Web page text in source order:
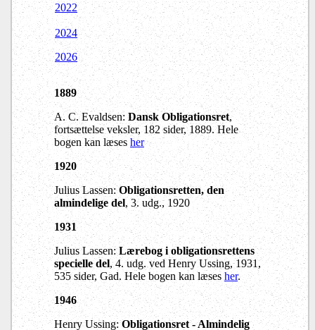
2022
2024
2026
1889
A. C. Evaldsen:Dansk Obligationsret,
fortsættelse veksler, 182 sider, 1889. Hele
bogen kan læsesher
1920
Julius Lassen:Obligationsretten, den
almindelige del, 3. udg., 1920
1931
Julius Lassen:Lærebog i obligationsrettens
specielle del, 4. udg. ved Henry Ussing, 1931,
535 sider, Gad. Hele bogen kan læses her.
1946
Henry Ussing:Obligationsret - Almindelig